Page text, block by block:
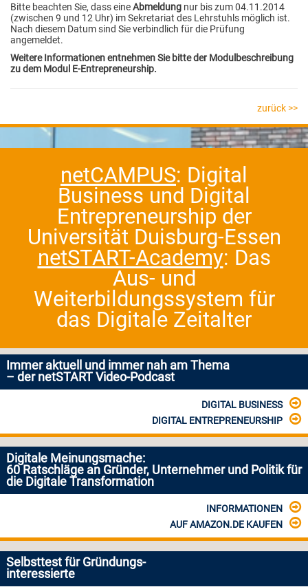
Bitte beachten Sie, dass eineAbmeldung nur bis zum 04.11.2014
(zwischen 9 und 12 Uhr) im Sekretariat des Lehrstuhls möglich ist.
Nach diesem Datum sind Sie verbindlich für die Prüfung
angemeldet.
Weitere Informationen entnehmen Sie bitte der Modulbeschreibung
zu dem Modul E-Entrepreneurship.
zurück >>
netCAMPUS: Digital
Business und Digital
Entrepreneurship der
Universität Duisburg-Essen
netSTART-Academy: Das
Aus- und
Weiterbildungssystem für
das Digitale Zeitalter
Immer aktuell und immer nah am Thema
– der netSTART Video-Podcast
DIGITAL BUSINESS
DIGITAL ENTREPRENEURSHIP
Digitale Meinungsmache:
60 Ratschläge an Gründer, Unternehmer und Politik für
die Digitale Transformation
INFORMATIONEN
AUF AMAZON.DE KAUFEN
Selbsttest für Gründungs-
interessierte